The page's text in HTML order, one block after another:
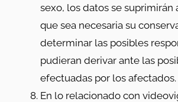
sexo, los datos se suprimirán
que sea necesaria su
determinar las posibles
pudieran derivar ante las
efectuadas por los afectados.
En lo relacionado con